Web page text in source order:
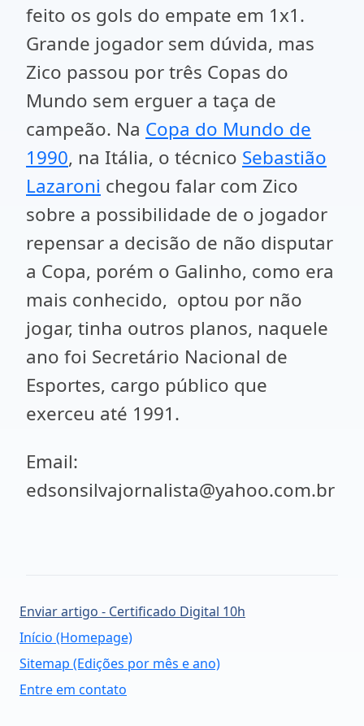
feito os gols do empate em 1x1.
Grande jogador sem dúvida, mas
Zico passou por três Copas do
Mundo sem erguer a taça de
campeão. Na Copa do Mundo de
1990, na Itália, o técnico Sebastião
Lazaroni chegou falar com Zico
sobre a possibilidade de o jogador
repensar a decisão de não disputar
a Copa, porém o Galinho, como era
mais conhecido, optou por não
jogar, tinha outros planos, naquele
ano foi Secretário Nacional de
Esportes, cargo público que
exerceu até 1991.
Email:
edsonsilvajornalista@yahoo.com.br
Enviar artigo - Certificado Digital 10h
Início (Homepage)
Sitemap (Edições por mês e ano)
Entre em contato